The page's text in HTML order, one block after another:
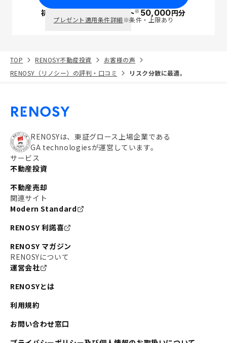
初回面談で ポイント※50,000円分
プレゼント適用条件詳細※条件・上限あり
TOP RENOSY不動産投資
お客様の声
RENOSY（リノシー）の評判・口コミ
リスク分散に最適。
RENOSYは、東証グロース上場企業である
GA technologiesが運営しています。
サービス
不動産投資
不動産売却
関連サイト
Modern Standard
RENOSY 利諾喜
RENOSY マガジン
RENOSYについて
運営会社
RENOSYとは
利用規約
お問い合わせ窓口